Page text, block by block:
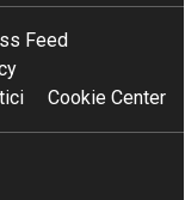
Feed
Cookie Center